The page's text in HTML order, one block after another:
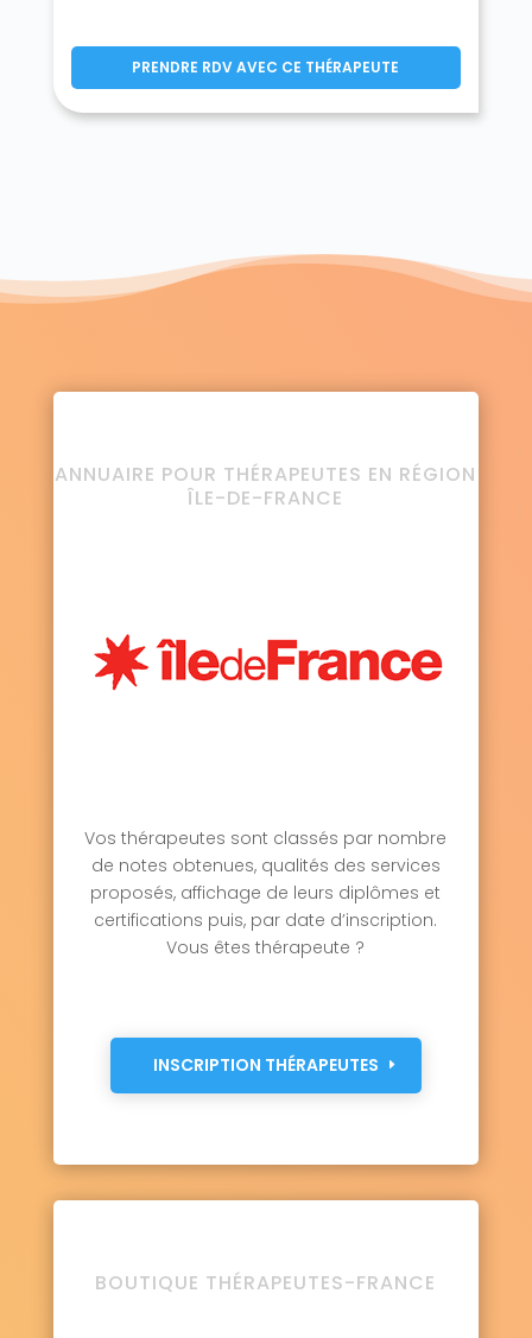
PRENDRE RDV AVEC CE THÉRAPEUTE
ANNUAIRE POUR THÉRAPEUTES EN RÉGION
ÎLE-DE-FRANCE
Vos thérapeutes sont classés par nombre
de notes obtenues, qualités des services
proposés, affichage de leurs diplômes et
certifications puis, par date d’inscription.
Vous êtes thérapeute ?
INSCRIPTION THÉRAPEUTES
BOUTIQUE THÉRAPEUTES-FRANCE